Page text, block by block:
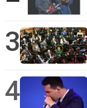
3
4